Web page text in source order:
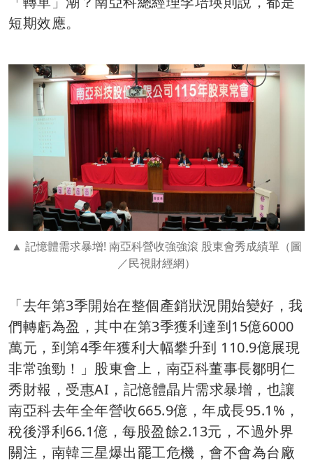
短期效應。
記憶體需求暴增! 南亞科營收強強滾 股東會秀成績單（圖
／民視財經網）
「去年第3季開始在整個產銷狀況開始變好，我
們轉虧為盈，其中在第3季獲利達到15億6000
萬元，到第4季年獲利大幅攀升到 110.9億展現
非常強勁！」股東會上，南亞科董事長鄒明仁
秀財報，受惠AI，記憶體晶片需求暴增，也讓
南亞科去年全年營收665.9億，年成長95.1%，
稅後淨利66.1億，每股盈餘2.13元，不過外界
關注，南韓三星爆出罷工危機，會不會為台廠